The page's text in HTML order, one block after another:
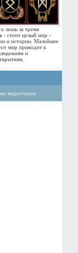
лишь за тремя
- стоит целый мир -
и истории. Малейшее
мир приводит к
и
недоступен.